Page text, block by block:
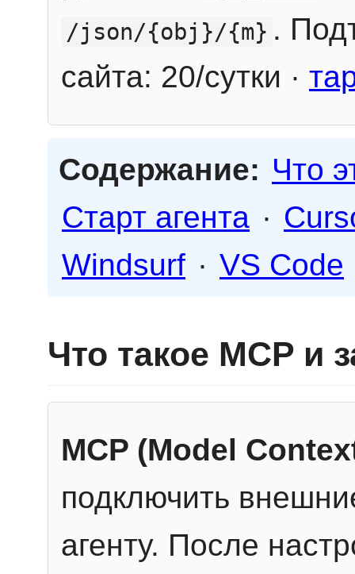
/json/{obj}/{m} .
сайта: 20/сутки ·
Содержание: Что
Старт агента ·
Windsurf · VS Code
Что такое MCP и
MCP (Model
подключить
агенту. После